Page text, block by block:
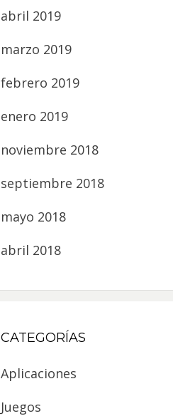
abril 2019
marzo 2019
febrero 2019
enero 2019
noviembre 2018
septiembre 2018
mayo 2018
abril 2018
CATEGORÍAS
Aplicaciones
Juegos